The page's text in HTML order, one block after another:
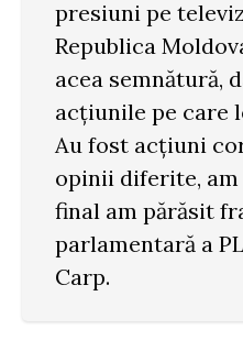
presiuni pe
Republica
acea semnătură,
acțiunile pe care
Au fost acțiuni
opinii diferite,
final am părăsit
parlamentară a
Carp.